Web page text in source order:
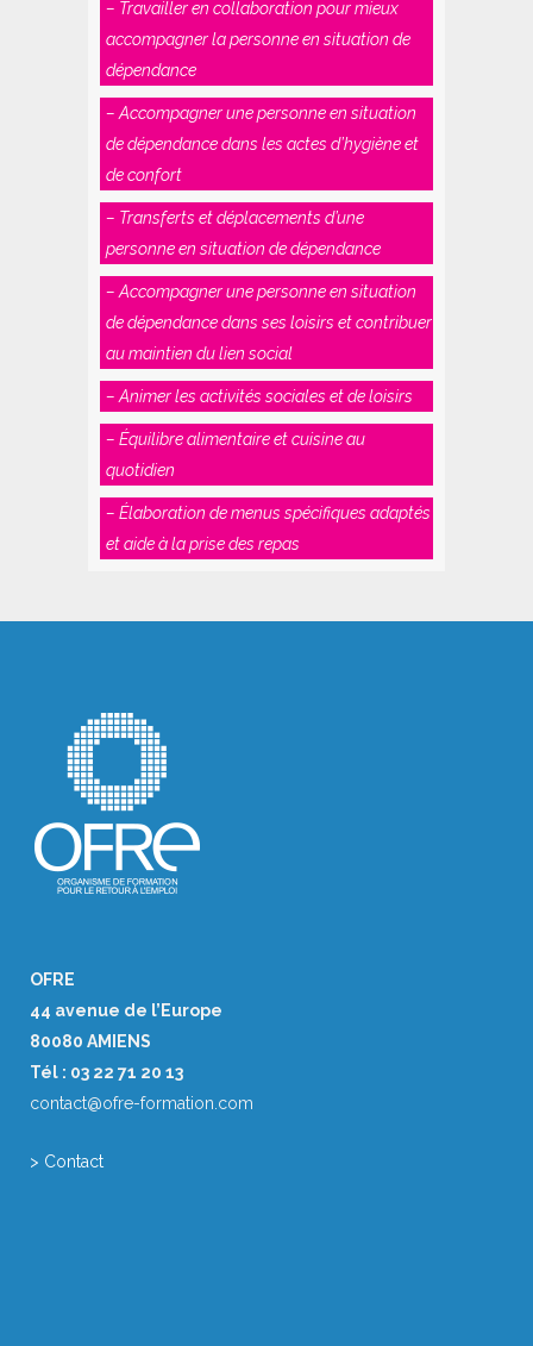
– Travailler en collaboration pour mieux
accompagner la personne en situation de
dépendance
– Accompagner une personne en situation
de dépendance dans les actes d’hygiène et
de confort
– Transferts et déplacements d’une
personne en situation de dépendance
– Accompagner une personne en situation
de dépendance dans ses loisirs et contribuer
au maintien du lien social
– Animer les activités sociales et de loisirs
– Équilibre alimentaire et cuisine au
quotidien
– Élaboration de menus spécifiques adaptés
et aide à la prise des repas
OFRE
44 avenue de l’Europe
80080 AMIENS
Tél : 03 22 71 20 13
contact@ofre-formation.com
> Contact